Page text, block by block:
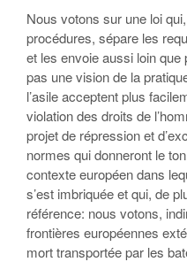
Nous votons sur une loi
procédures, sépare les
et les envoie aussi loin que
pas une vision de la
l’asile acceptent plus
violation des droits de
projet de répression et
normes qui donneront le
contexte européen dans
s’est imbriquée et qui, de
référence: nous votons,
frontières européennes
mort transportée par les